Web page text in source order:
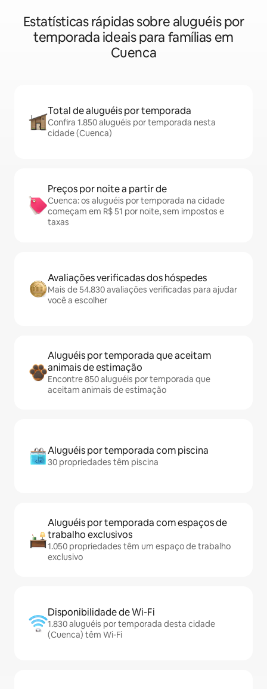
Estatísticas rápidas sobre aluguéis por
temporada ideais para famílias em
Cuenca
Total de aluguéis por temporada
Confira 1.850 aluguéis por temporada nesta
cidade (Cuenca)
Preços por noite a partir de
Cuenca: os aluguéis por temporada na cidade
começam em R$ 51 por noite, sem impostos e
taxas
Avaliações verificadas dos hóspedes
Mais de 54.830 avaliações verificadas para ajudar
você a escolher
Aluguéis por temporada que aceitam
animais de estimação
Encontre 850 aluguéis por temporada que
aceitam animais de estimação
Aluguéis por temporada com piscina
30 propriedades têm piscina
Aluguéis por temporada com espaços de
trabalho exclusivos
1.050 propriedades têm um espaço de trabalho
exclusivo
Disponibilidade de Wi-Fi
1.830 aluguéis por temporada desta cidade
(Cuenca) têm Wi-Fi